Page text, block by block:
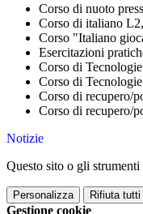
Corso di nuoto
Corso di italiano
Corso "Italiano
Esercitazioni
Corso di
Corso di
Corso di recupero/
Corso di recupero/
Notizie
Questo sito o gli
Personalizza Rifiuta tutti
Gestione cookie